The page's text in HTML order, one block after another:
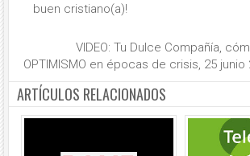
buen cristiano(a)!
VIDEO: Tu Dulce Compañía,
OPTIMISMO en épocas de crisis, 25 junio
ARTÍCULOS RELACIONADOS